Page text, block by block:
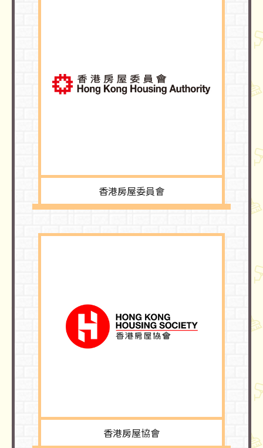
香港房屋委員會
香港房屋協會